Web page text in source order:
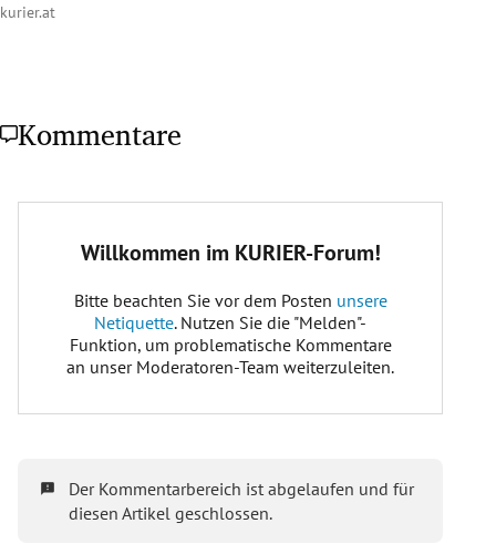
kurier.at
Kommentare